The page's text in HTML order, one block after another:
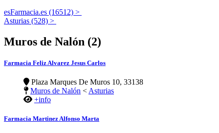
esFarmacia.es (16512) >
Asturias (528) >
Muros de Nalón (2)
Farmacia Feliz Alvarez Jesus Carlos
Plaza Marques De Muros 10, 33138
Muros de Nalón < Asturias
+info
Farmacia Martinez Alfonso Marta